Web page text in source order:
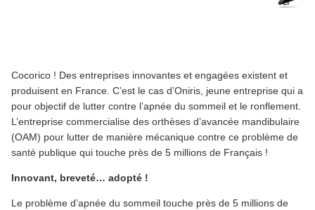
Cocorico ! Des entreprises innovantes et engagées existent et
produisent en France. C’est le cas d’Oniris, jeune entreprise qui a
pour objectif de lutter contre l’apnée du sommeil et le ronflement.
L’entreprise commercialise des orthèses d’avancée mandibulaire
(OAM) pour lutter de manière mécanique contre ce problème de
santé publique qui touche près de 5 millions de Français !
Innovant, breveté… adopté !
Le problème d’apnée du sommeil touche près de 5 millions de